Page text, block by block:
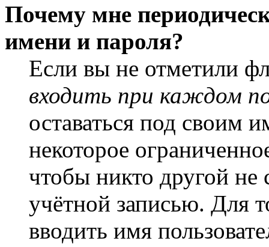
Почему мне
имени и пароля?
Если вы не отметили
входить при каждом
оставаться под своим
некоторое
чтобы никто другой не
учётной записью. Для
вводить имя